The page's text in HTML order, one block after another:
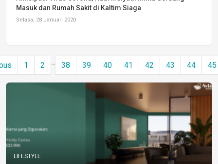
Masuk dan Rumah Sakit di Kaltim Siaga
Selasa, 28 Januari 2020
1 2 ... 38 39 40 41 42 43 44 45
LIFESTYLE